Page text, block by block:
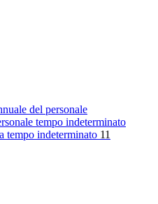
del personale
tempo indeterminato
tempo indeterminato 11